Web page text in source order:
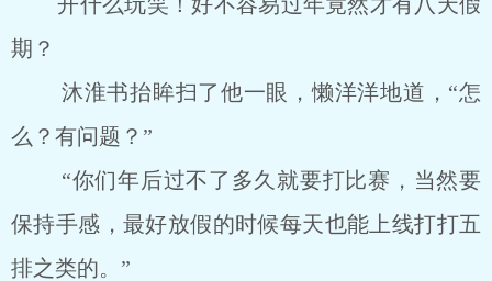
期？
沐淮书抬眸扫了他一眼，懒洋洋地道，“怎
么？有问题？”
“你们年后过不了多久就要打比赛，当然要
保持手感，最好放假的时候每天也能上线打打五
排之类的。”